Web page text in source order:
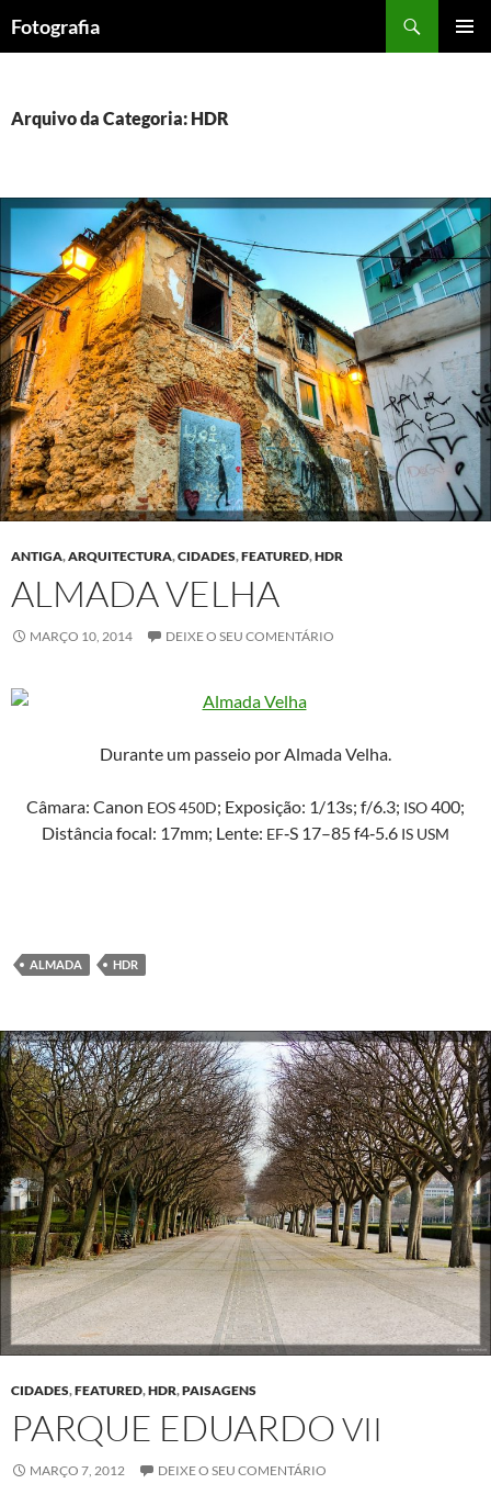
para
Fotografia
Arquivo da Categoria: HDR
ANTIGA,ARQUITECTURA,CIDADES,FEATURED,HDR
ALMADA VELHA
MARÇO 10, 2014 DEIXE O SEU COMENTÁRIO
Durante um pas­seio por Alma­da Velha.
Câmara: Canon EOS450D; Exposição: 1/13s; f/6.3; ISO400;
Dis­tân­cia focal: 17mm; Lente: EF‑S 17–85 f4‑5.6 IS USM
ALMADA HDR
CIDADES,FEATURED,HDR,PAISAGENS
PARQUE EDUARDOVII
MARÇO 7, 2012 DEIXE O SEU COMENTÁRIO